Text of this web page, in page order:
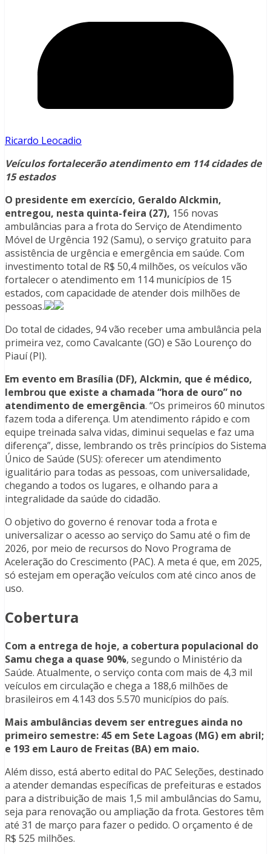
Ricardo Leocadio
Veículos fortalecerão atendimento em 114 cidades de
15 estados
O presidente em exercício, Geraldo Alckmin,
entregou, nesta quinta-feira (27), 156 novas
ambulâncias para a frota do Serviço de Atendimento
Móvel de Urgência 192 (Samu), o serviço gratuito para
assistência de urgência e emergência em saúde. Com
investimento total de R$ 50,4 milhões, os veículos vão
fortalecer o atendimento em 114 municípios de 15
estados, com capacidade de atender dois milhões de
pessoas.
Do total de cidades, 94 vão receber uma ambulância pela
primeira vez, como Cavalcante (GO) e São Lourenço do
Piauí (PI).
Em evento em Brasília (DF), Alckmin, que é médico,
lembrou que existe a chamada “hora de ouro” no
atendimento de emergência. “Os primeiros 60 minutos
fazem toda a diferença. Um atendimento rápido e com
equipe treinada salva vidas, diminui sequelas e faz uma
diferença”, disse, lembrando os três princípios do Sistema
Único de Saúde (SUS): oferecer um atendimento
igualitário para todas as pessoas, com universalidade,
chegando a todos os lugares, e olhando para a
integralidade da saúde do cidadão.
O objetivo do governo é renovar toda a frota e
universalizar o acesso ao serviço do Samu até o fim de
2026, por meio de recursos do Novo Programa de
Aceleração do Crescimento (PAC). A meta é que, em 2025,
só estejam em operação veículos com até cinco anos de
uso.
Cobertura
Com a entrega de hoje, a cobertura populacional do
Samu chega a quase 90%, segundo o Ministério da
Saúde. Atualmente, o serviço conta com mais de 4,3 mil
veículos em circulação e chega a 188,6 milhões de
brasileiros em 4.143 dos 5.570 municípios do país.
Mais ambulâncias devem ser entregues ainda no
primeiro semestre: 45 em Sete Lagoas (MG) em abril;
e 193 em Lauro de Freitas (BA) em maio.
Além disso, está aberto edital do PAC Seleções, destinado
a atender demandas específicas de prefeituras e estados
para a distribuição de mais 1,5 mil ambulâncias do Samu,
seja para renovação ou ampliação da frota. Gestores têm
até 31 de março para fazer o pedido. O orçamento é de
R$ 525 milhões.